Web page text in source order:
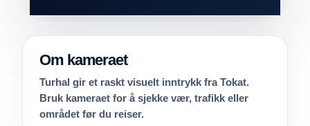
Om kameraet
Turhal gir et raskt visuelt inntrykk fra Tokat.
Bruk kameraet for å sjekke vær, trafikk eller
området før du reiser.